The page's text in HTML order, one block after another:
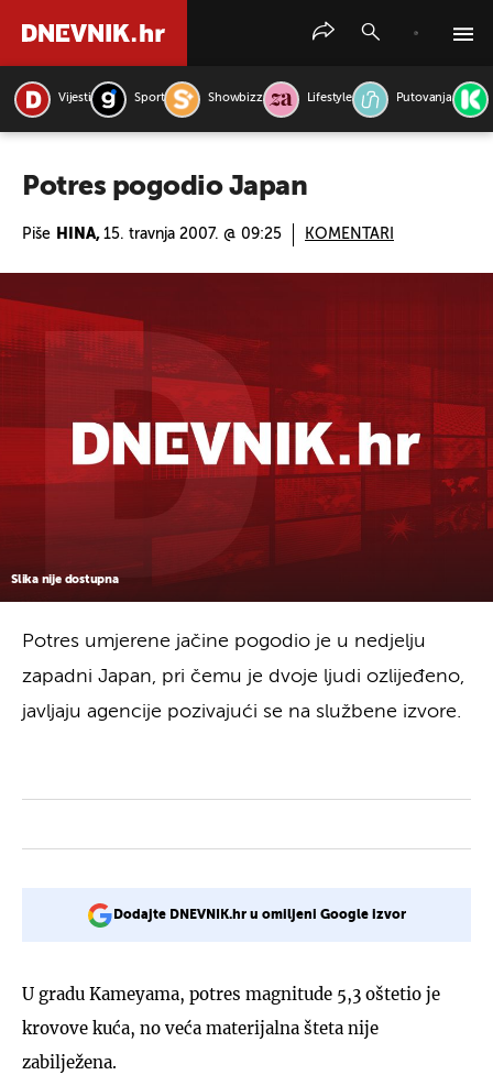
Vijesti Sport Showbizz Lifestyle Putovanja
Potres pogodio Japan
Piše HINA, 15. travnja 2007. @ 09:25 KOMENTARI
Slika nije dostupna
Potres umjerene jačine pogodio je u nedjelju
zapadni Japan, pri čemu je dvoje ljudi ozlijeđeno,
javljaju agencije pozivajući se na službene izvore.
Dodajte DNEVNIK.hr u omiljeni Google izvor
U gradu Kameyama, potres magnitude 5,3 oštetio je
krovove kuća, no veća materijalna šteta nije
zabilježena.
PRETRAŽITE VIJESTI